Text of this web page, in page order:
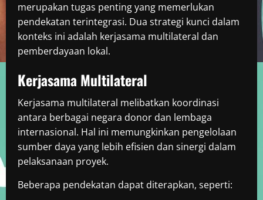
merupakan tugas penting yang memerlukan
pendekatan terintegrasi. Dua strategi kunci dalam
konteks ini adalah kerjasama multilateral dan
pemberdayaan lokal.
Kerjasama Multilateral
Kerjasama multilateral melibatkan koordinasi
antara berbagai negara donor dan lembaga
internasional. Hal ini memungkinkan pengelolaan
sumber daya yang lebih efisien dan sinergi dalam
pelaksanaan proyek.
Beberapa pendekatan dapat diterapkan, seperti: